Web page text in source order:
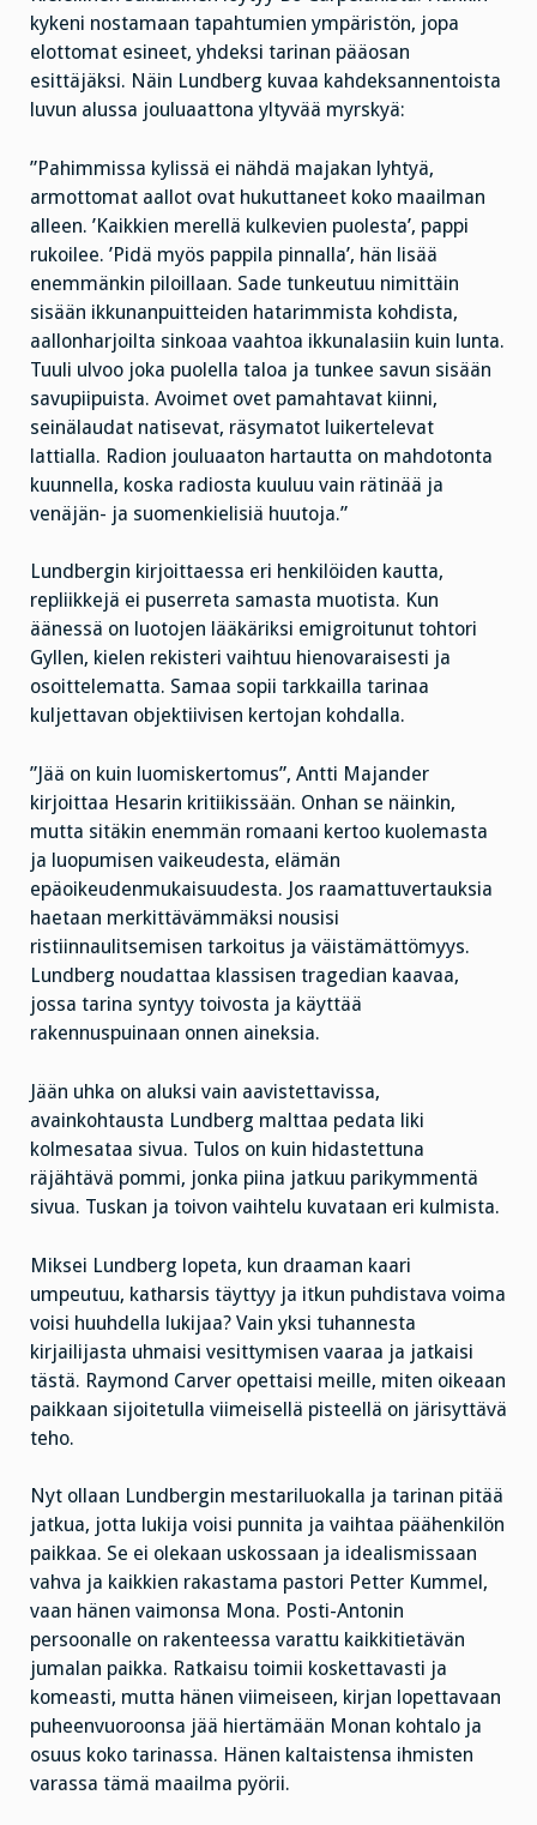
kykeni nostamaan tapahtumien ympäristön, jopa
elottomat esineet, yhdeksi tarinan pääosan
esittäjäksi. Näin Lundberg kuvaa kahdeksannentoista
luvun alussa jouluaattona yltyvää myrskyä:
”Pahimmissa kylissä ei nähdä majakan lyhtyä,
armottomat aallot ovat hukuttaneet koko maailman
alleen. ’Kaikkien merellä kulkevien puolesta’, pappi
rukoilee. ’Pidä myös pappila pinnalla’, hän lisää
enemmänkin piloillaan. Sade tunkeutuu nimittäin
sisään ikkunanpuitteiden hatarimmista kohdista,
aallonharjoilta sinkoaa vaahtoa ikkunalasiin kuin lunta.
Tuuli ulvoo joka puolella taloa ja tunkee savun sisään
savupiipuista. Avoimet ovet pamahtavat kiinni,
seinälaudat natisevat, räsymatot luikertelevat
lattialla. Radion jouluaaton hartautta on mahdotonta
kuunnella, koska radiosta kuuluu vain rätinää ja
venäjän- ja suomenkielisiä huutoja.”
Lundbergin kirjoittaessa eri henkilöiden kautta,
repliikkejä ei puserreta samasta muotista. Kun
äänessä on luotojen lääkäriksi emigroitunut tohtori
Gyllen, kielen rekisteri vaihtuu hienovaraisesti ja
osoittelematta. Samaa sopii tarkkailla tarinaa
kuljettavan objektiivisen kertojan kohdalla.
”Jää on kuin luomiskertomus”, Antti Majander
kirjoittaa Hesarin kritiikissään. Onhan se näinkin,
mutta sitäkin enemmän romaani kertoo kuolemasta
ja luopumisen vaikeudesta, elämän
epäoikeudenmukaisuudesta. Jos raamattuvertauksia
haetaan merkittävämmäksi nousisi
ristiinnaulitsemisen tarkoitus ja väistämättömyys.
Lundberg noudattaa klassisen tragedian kaavaa,
jossa tarina syntyy toivosta ja käyttää
rakennuspuinaan onnen aineksia.
Jään uhka on aluksi vain aavistettavissa,
avainkohtausta Lundberg malttaa pedata liki
kolmesataa sivua. Tulos on kuin hidastettuna
räjähtävä pommi, jonka piina jatkuu parikymmentä
sivua. Tuskan ja toivon vaihtelu kuvataan eri kulmista.
Miksei Lundberg lopeta, kun draaman kaari
umpeutuu, katharsis täyttyy ja itkun puhdistava voima
voisi huuhdella lukijaa? Vain yksi tuhannesta
kirjailijasta uhmaisi vesittymisen vaaraa ja jatkaisi
tästä. Raymond Carver opettaisi meille, miten oikeaan
paikkaan sijoitetulla viimeisellä pisteellä on järisyttävä
teho.
Nyt ollaan Lundbergin mestariluokalla ja tarinan pitää
jatkua, jotta lukija voisi punnita ja vaihtaa päähenkilön
paikkaa. Se ei olekaan uskossaan ja idealismissaan
vahva ja kaikkien rakastama pastori Petter Kummel,
vaan hänen vaimonsa Mona. Posti-Antonin
persoonalle on rakenteessa varattu kaikkitietävän
jumalan paikka. Ratkaisu toimii koskettavasti ja
komeasti, mutta hänen viimeiseen, kirjan lopettavaan
puheenvuoroonsa jää hiertämään Monan kohtalo ja
osuus koko tarinassa. Hänen kaltaistensa ihmisten
varassa tämä maailma pyörii.